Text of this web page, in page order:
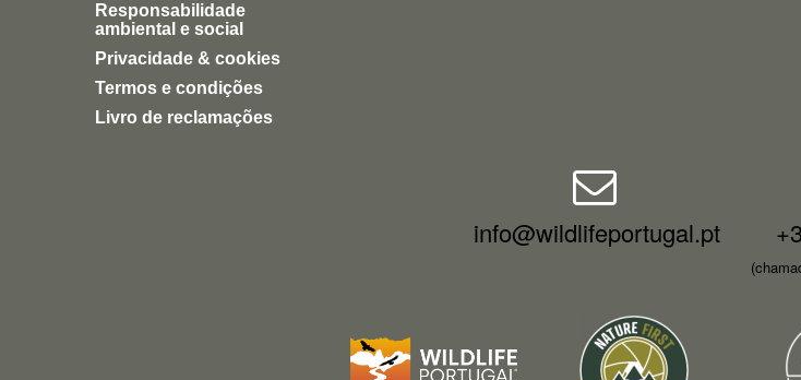
Responsabilidade
ambiental e social
Privacidade & cookies
Termos e condições
Livro de reclamações
info@wildlifeportugal.pt